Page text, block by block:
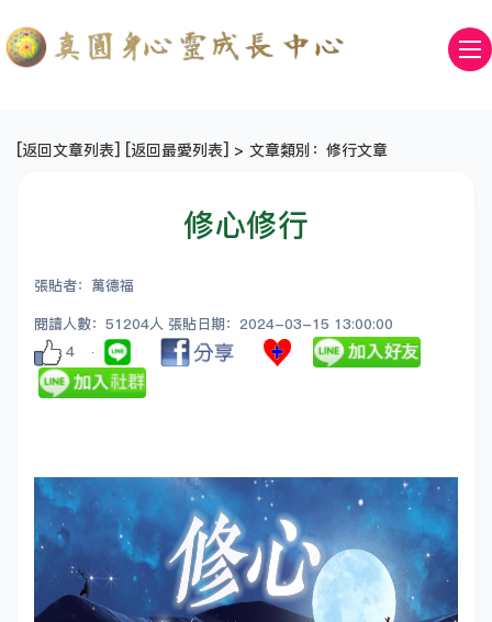
[返回文章列表] [返回最愛列表] > 文章類別：修行文章
修心修行
張貼者：萬德福
閱讀人數：51204人 張貼日期：2024-03-15 13:00:00
4